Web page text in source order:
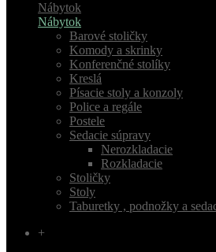
Nábytok
Nábytok
Barové stoličky
Komody a skrinky
Konferenčné stolíky
Kreslá
Písacie stoly a konzoly
Police a regále
Postele
Sedacie súpravy
Nerozkladacie
Rozkladacie
Stoličky
Stoly
Taburetky , podnožky a
+